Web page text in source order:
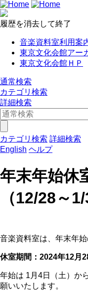
履歴を消去して終了
音楽資料室利用案
東京文化会館アー
東京文化会館ＨＰ
通常検索
カテゴリ検索
詳細検索
カテゴリ検索 詳細検索
English ヘルプ
年末年始休
（12/28～1/
音楽資料室は、年末年
休室期間：2024年12月
年始は 1月4日（土）か
願いいたします。